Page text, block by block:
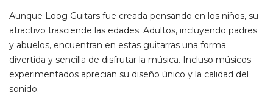
Aunque Loog Guitars fue creada pensando en los niños, su
atractivo trasciende las edades. Adultos, incluyendo padres
y abuelos, encuentran en estas guitarras una forma
divertida y sencilla de disfrutar la música. Incluso músicos
experimentados aprecian su diseño único y la calidad del
sonido.